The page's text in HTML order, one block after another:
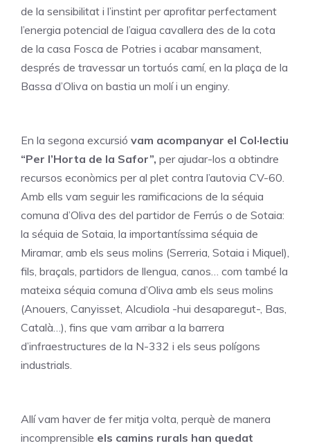
de la sensibilitat i l’instint per aprofitar perfectament
l’energia potencial de l’aigua cavallera des de la cota
de la casa Fosca de Potries i acabar mansament,
després de travessar un tortuós camí, en la plaça de la
Bassa d’Oliva on bastia un molí i un enginy.
En la segona excursió vam acompanyar el Col·lectiu
“Per l’Horta de la Safor”, per ajudar-los a obtindre
recursos econòmics per al plet contra l’autovia CV-60.
Amb ells vam seguir les ramificacions de la séquia
comuna d’Oliva des del partidor de Ferrús o de Sotaia:
la séquia de Sotaia, la importantíssima séquia de
Miramar, amb els seus molins (Serreria, Sotaia i Miquel),
fils, braçals, partidors de llengua, canos… com també la
mateixa séquia comuna d’Oliva amb els seus molins
(Anouers, Canyisset, Alcudiola -hui desaparegut-, Bas,
Català…), fins que vam arribar a la barrera
d’infraestructures de la N-332 i els seus polígons
industrials.
Allí vam haver de fer mitja volta, perquè de manera
incomprensible els camins rurals han quedat